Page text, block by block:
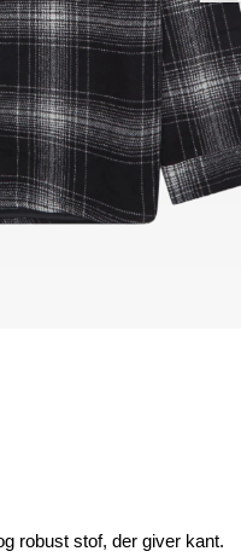
robust stof, der giver kant.